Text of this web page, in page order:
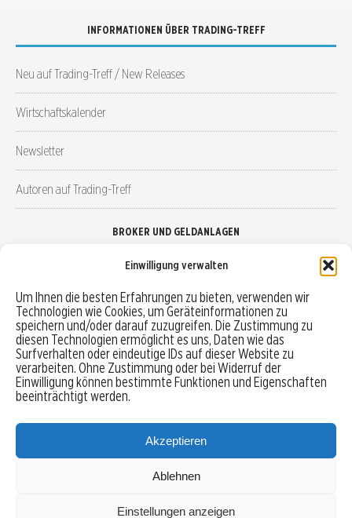
Einwilligung verwalten
Um Ihnen die besten Erfahrungen zu bieten, verwenden wir
Technologien wie Cookies, um Geräteinformationen zu
speichern und/oder darauf zuzugreifen. Die Zustimmung zu
diesen Technologien ermöglicht es uns, Daten wie das
Surfverhalten oder eindeutige IDs auf dieser Website zu
verarbeiten. Ohne Zustimmung oder bei Widerruf der
Einwilligung können bestimmte Funktionen und Eigenschaften
beeinträchtigt werden.
Akzeptieren
Ablehnen
Einstellungen anzeigen
INFORMATIONEN ÜBER TRADING-TREFF
Neu auf Trading-Treff / New Releases
Wirtschaftskalender
Newsletter
Autoren auf Trading-Treff
BROKER UND GELDANLAGEN
Robo-Advisor vergleichen
Depotvergleich
Festgeld vergleichen
Tagesgeld vergleichen